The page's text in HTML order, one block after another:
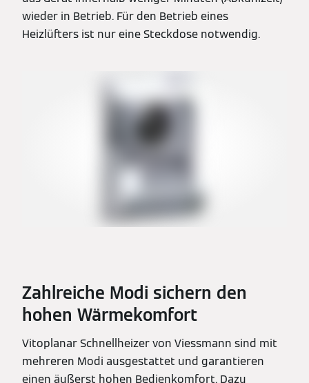
wieder in Betrieb. Für den Betrieb eines
Heizlüfters ist nur eine Steckdose notwendig.
Zahlreiche Modi sichern den
hohen Wärmekomfort
Vitoplanar Schnellheizer von Viessmann sind mit
mehreren Modi ausgestattet und garantieren
einen äußerst hohen Bedienkomfort. Dazu